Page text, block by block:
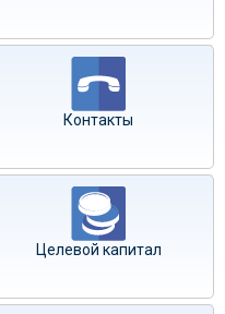
Контакты
Целевой капитал